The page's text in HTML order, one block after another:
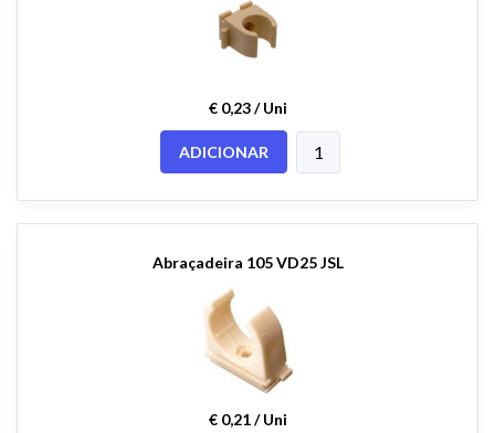
€ 0,23 / Uni
ADICIONAR
Abraçadeira 105 VD25 JSL
€ 0,21 / Uni